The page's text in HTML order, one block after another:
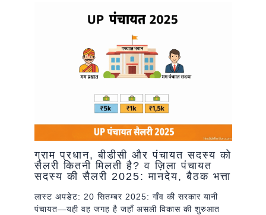
ग्राम प्रधान, बीडीसी और पंचायत सदस्य को
सैलरी कितनी मिलती है? व ज़िला पंचायत
सदस्य की सैलरी 2025: मानदेय, बैठक भत्ता
लास्ट अपडेट: 20 सितम्बर 2025: गाँव की सरकार यानी
पंचायत—यही वह जगह है जहाँ असली विकास की शुरुआत